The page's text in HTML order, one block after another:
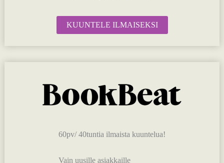
KUUNTELE ILMAISEKSI
60pv/ 40tuntia ilmaista kuuntelua!
Vain uusille asiakkaille